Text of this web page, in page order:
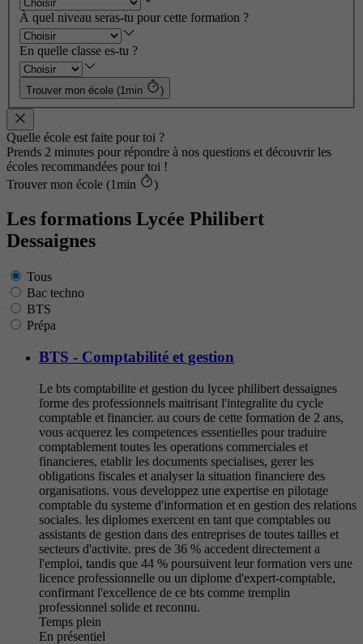
À quel niveau seras-tu pour cette formation ?
En quelle classe es-tu ?
Trouver mon école (1min )
Quelle école est faite pour toi ?
Prends 2 minutes pour répondre à nos questions et découvrir les
écoles recommandées pour toi !
Trouver mon école (1min
)
Les formations Lycée Philibert
Dessaignes
Tous
Bac techno
BTS
Prépa
BTS - Comptabilité et gestion
Le bts comptabilite et gestion du lycee philibert dessaignes
forme des professionnels maitrisant l'integralite du cycle
comptable et financier. au cours de cette formation de 2 ans,
vous acquerez les competences essentielles pour traduire
comptablement toutes les operations commerciales et
financieres, etablir les documents specialises, gerer les
obligations fiscales et analyser la situation financiere des
organisations. vous developpez une expertise en pilotage
comptable du systeme d'information et en gestion des relations
sociales. les diplomes exercent en tant que comptables ou
assistants de gestion dans des entreprises de toutes tailles et
secteurs d'activite. pres de 36 % accedent directement a
l'emploi, tandis que 44 % poursuivent leur formation vers une
licence professionnelle ou un diplome d'expert-comptable,
confirmant l'excellence de ce bts comme tremplin
professionnel solide et reconnu.
Temps plein
En présentiel